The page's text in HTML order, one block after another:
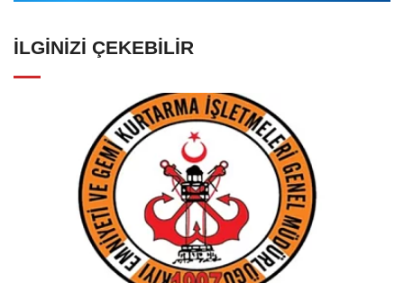
İLGINIZI ÇEKEBILIR